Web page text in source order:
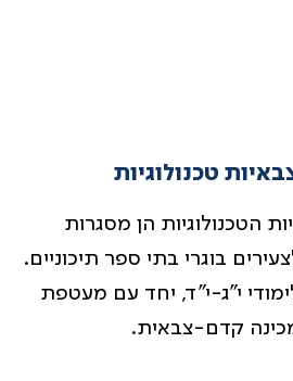
טכנולוגיות
הטכנולוגיות הן מסגרות
בוגרי בתי ספר תיכוניים.
י”ג-י”ד, יחד עם מעטפת
קדם-צבאית.